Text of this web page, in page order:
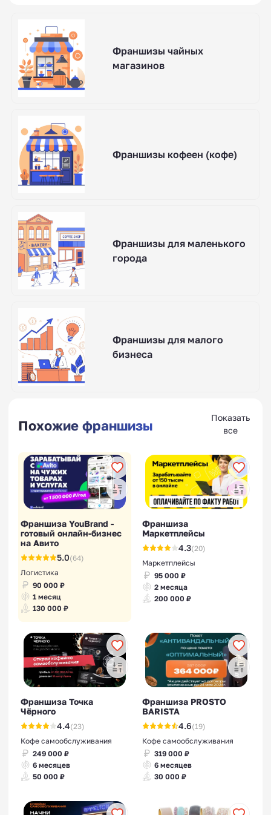
Франшизы чайных
магазинов
Франшизы кофеен (кофе)
Франшизы для маленького
города
Франшизы для малого
бизнеса
Похожие франшизы
Показать
все
Франшиза YouBrand -
готовый онлайн-бизнес
на Авито
5.0(64)
Логистика
90 000 ₽
1 месяц
130 000 ₽
Франшиза
Маркетплейсы
4.3(20)
Маркетплейсы
95 000 ₽
2 месяца
200 000 ₽
Франшиза Точка
Чёрного
4.4(23)
Кофе самообслуживания
249 000 ₽
6 месяцев
50 000 ₽
Франшиза PROSTO
BARISTA
4.6(19)
Кофе самообслуживания
319 000 ₽
6 месяцев
30 000 ₽